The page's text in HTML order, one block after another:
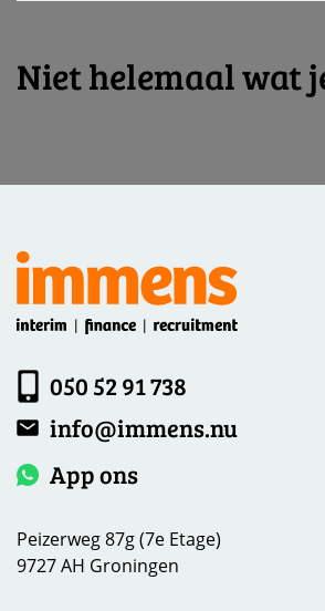
Niet helemaal wat
050 52 91 738
info@immens.nu
App ons
Peizerweg 87g (7e Etage)
9727 AH Groningen